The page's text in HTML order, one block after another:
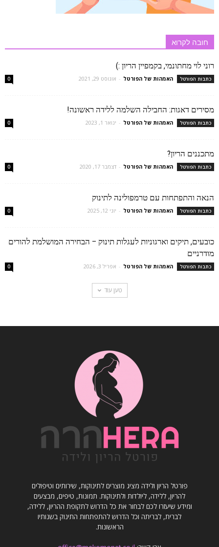
חובה לקרוא
רוני לוי מחתונמי, בקמפיין הריון :)
כתבות הפורטל האמהות של הפורטל - אוגוסט 29, 2021 0
מסירים דאגות: החבילה השלמה ללידה ראשונה!
כתבות הפורטל האמהות של הפורטל - ינואר 1, 2023 0
מתכננים הריון?
כתבות הפורטל האמהות של הפורטל - דצמבר 17, 2020 0
הנאה והתפתחות עם טרמפולינה לתינוק
כתבות הפורטל האמהות של הפורטל - יוני 12, 2025 0
כובעים, תיקים וארגוניות לעגלות תינוק – הבחירה המושלמת להורים
מודרניים
כתבות הפורטל האמהות של הפורטל - אפריל 3, 2026 0
טען עוד
פורטל הריון ולידה מציג מוצרים לתינוקות, שירותים וטיפולים
להריון, ללידה, ליולדות ולתינוקות. תמונות, טיפים, מבצעים
ומידע שיעזרו לכם לבחור את כל הדרוש לתקופת ההריון, ללידה,
לברית, לבריתה וכל הדרוש להתפתחות התינוק בשנותיו
הראשונות.